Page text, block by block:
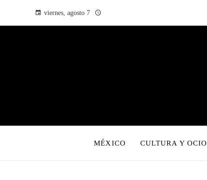
viernes, agosto 7
MÉXICO CULTURA Y OCIO